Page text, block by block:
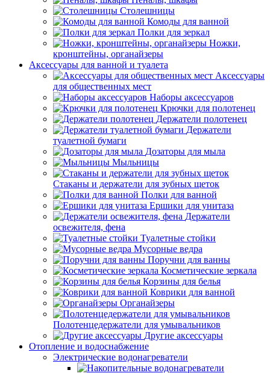
Столешницы
Комоды для ванной
Полки для зеркал
Ножки,
кронштейны, органайзеры
Аксессуары для ванной и туалета
Аксессуары
для общественных мест
Наборы аксессуаров
Крючки для полотенец
Держатели полотенец
Держатели
туалетной бумаги
Дозаторы для мыла
Мыльницы
Стаканы и держатели для зубных щеток
Полки для ванной
Ершики для унитаза
Держатели
освежителя, фена
Туалетные стойки
Мусорные ведра
Поручни для ванны
Косметические зеркала
Корзины для белья
Коврики для ванной
Органайзеры
Полотенцедержатели для умывальников
Другие аксессуары
Отопление и водоснабжение
Электрические водонагреватели